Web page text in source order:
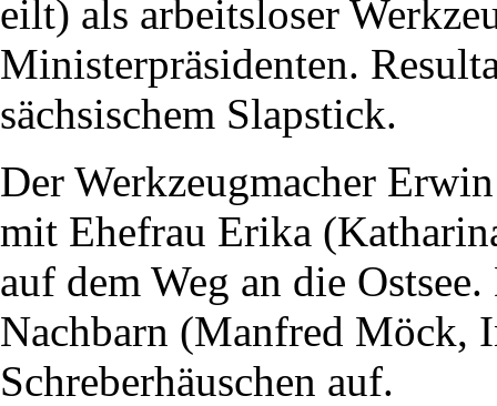
eilt) als arbeitsloser
Ministerpräsidenten.
sächsischem Slapstick.
Der Werkzeugmacher
mit Ehefrau Erika
auf dem Weg an die
Nachbarn (Manfred Möck,
Schreberhäuschen auf.